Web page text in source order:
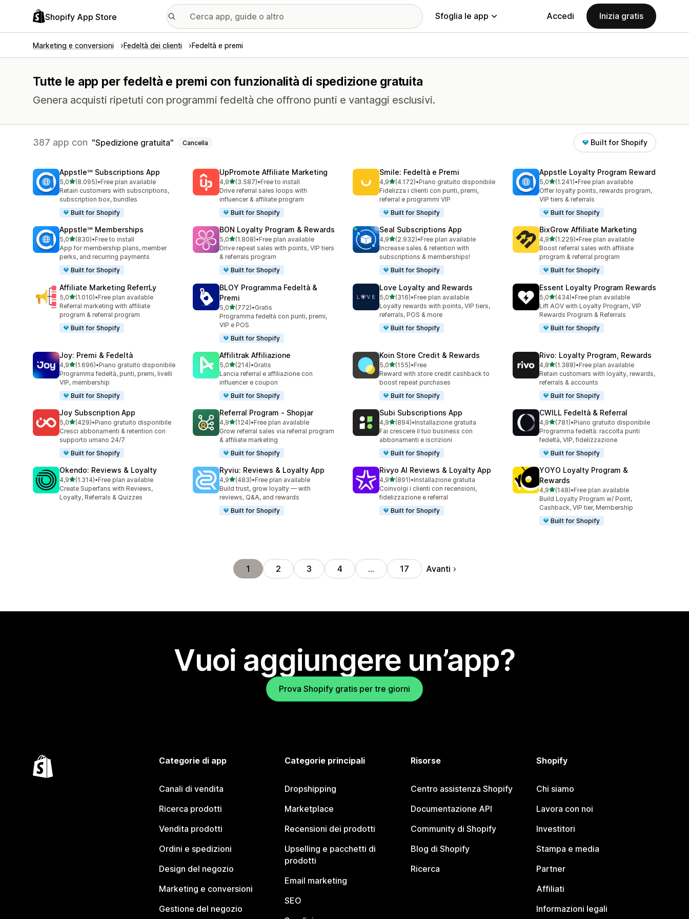
Shopify App Store Sfoglia le app Accedi Inizia gratis
Marketing e conversioni Fedeltà dei clienti Fedeltà e premi
Tutte le app per fedeltà e premi con funzionalità di spedizione gratuita
Genera acquisti ripetuti con programmi fedeltà che offrono punti e vantaggi esclusivi.
387 app con Spedizione gratuita Cancella Built for Shopify
Appstle℠ Subscriptions App
5,0stelle su 5
(8.095)
8095 recensioni totali
•Free plan available
Retain customers with subscriptions,
subscription box, bundles
Built for Shopify
UpPromote Affiliate Marketing
4,9stelle su 5
(3.587)
3587 recensioni totali
•Free to install
Drive referral sales loops with
influencer & affiliate program
Built for Shopify
Smile: Fedeltà e Premi
4,9stelle su 5
(4.172)
4172 recensioni totali
•Piano gratuito disponibile
Fidelizza i clienti con punti, premi,
referral e programmi VIP
Built for Shopify
Appstle Loyalty Program Reward
5,0stelle su 5
(1.241)
1241 recensioni totali
•Free plan available
Offer loyalty points, rewards program,
VIP tiers & referrals
Built for Shopify
Appstle℠ Memberships
5,0stelle su 5
(830)
830 recensioni totali
•Free to install
App for membership plans, member
perks, and recurring payments
Built for Shopify
BON Loyalty Program & Rewards
5,0stelle su 5
(1.808)
1808 recensioni totali
•Free plan available
Drive repeat sales with points, VIP tiers
& referrals program
Built for Shopify
Seal Subscriptions App
4,9stelle su 5
(2.932)
2932 recensioni totali
•Free plan available
Increase sales & retention with
subscriptions & memberships!
Built for Shopify
BixGrow Affiliate Marketing
4,9stelle su 5
(1.229)
1229 recensioni totali
•Free plan available
Boost referral sales with affiliate
program & referral program
Built for Shopify
Affiliate Marketing ReferrLy
5,0stelle su 5
(1.010)
1010 recensioni totali
•Free plan available
Referral marketing with affiliate
program & referral program
Built for Shopify
BLOY Programma Fedeltà &
Premi
5,0stelle su 5
(772)
772 recensioni totali
•Gratis
Programma fedeltà con punti, premi,
VIP e POS
Built for Shopify
Love Loyalty and Rewards
5,0stelle su 5
(316)
316 recensioni totali
•Free plan available
Loyalty rewards with points, VIP tiers,
referrals, POS & more
Built for Shopify
Essent Loyalty Program Rewards
5,0stelle su 5
(434)
434 recensioni totali
•Free plan available
Lift AOV with Loyalty Program, VIP
Rewards Program & Referrals
Built for Shopify
Joy: Premi & Fedeltà
4,9stelle su 5
(1.696)
1696 recensioni totali
•Piano gratuito disponibile
Programma fedeltà, punti, premi, livelli
VIP, membership
Built for Shopify
Affilitrak Affiliazione
5,0stelle su 5
(214)
214 recensioni totali
•Gratis
Lancia referral e affiliazione con
influencer e coupon
Built for Shopify
Koin Store Credit & Rewards
5,0stelle su 5
(155)
155 recensioni totali
•Free
Reward with store credit cashback to
boost repeat purchases
Built for Shopify
Rivo: Loyalty Program, Rewards
4,8stelle su 5
(1.388)
1388 recensioni totali
•Free plan available
Retain customers with loyalty, rewards,
referrals & accounts
Built for Shopify
Joy Subscription App
5,0stelle su 5
(429)
429 recensioni totali
•Piano gratuito disponibile
Cresci abbonamenti & retention con
supporto umano 24/7
Built for Shopify
Referral Program ‑ Shopjar
4,9stelle su 5
(124)
124 recensioni totali
•Free plan available
Grow referral sales via referral program
& affiliate marketing
Built for Shopify
Subi Subscriptions App
4,9stelle su 5
(894)
894 recensioni totali
•Installazione gratuita
Fai crescere il tuo business con
abbonamenti e iscrizioni
Built for Shopify
CWILL Fedeltà & Referral
4,9stelle su 5
(781)
781 recensioni totali
•Piano gratuito disponibile
Programma fedeltà: raccolta punti
fedeltà, VIP, fidelizzazione
Built for Shopify
Okendo: Reviews & Loyalty
4,9stelle su 5
(1.314)
1314 recensioni totali
•Free plan available
Create Superfans with Reviews,
Loyalty, Referrals & Quizzes
Ryviu: Reviews & Loyalty App
4,9stelle su 5
(483)
483 recensioni totali
•Free plan available
Build trust, grow loyalty — with
reviews, Q&A, and rewards
Built for Shopify
Rivyo AI Reviews & Loyalty App
4,9stelle su 5
(891)
891 recensioni totali
•Installazione gratuita
Coinvolgi i clienti con recensioni,
fidelizzazione e referral
Built for Shopify
YOYO Loyalty Program &
Rewards
4,9stelle su 5
(148)
148 recensioni totali
•Free plan available
Build Loyalty Program w/ Point,
Cashback, VIP tier, Membership
Built for Shopify
1 2 3 4 … 17 Avanti
Vuoi aggiungere un’app?
Prova Shopify gratis per tre giorni
Categorie di app
Canali di vendita
Ricerca prodotti
Vendita prodotti
Ordini e spedizioni
Design del negozio
Marketing e conversioni
Gestione del negozio
Categorie principali
Dropshipping
Marketplace
Recensioni dei prodotti
Upselling e pacchetti di
prodotti
Email marketing
SEO
Risorse
Centro assistenza Shopify
Documentazione API
Community di Shopify
Blog di Shopify
Ricerca
Shopify
Chi siamo
Lavora con noi
Investitori
Stampa e media
Partner
Affiliati
Informazioni legali